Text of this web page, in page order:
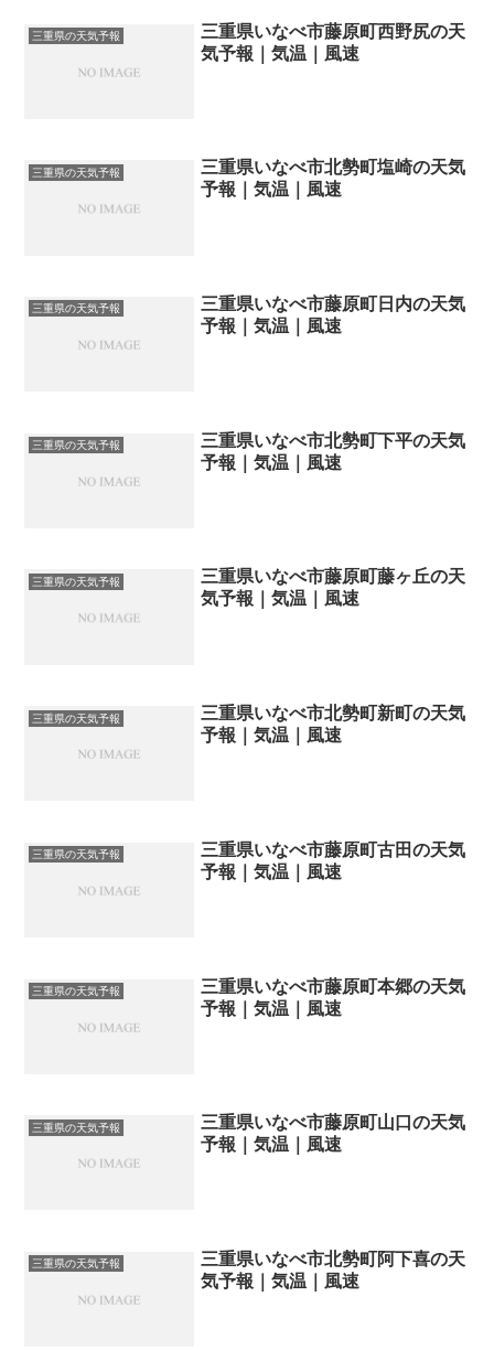
三重県の天気予報
三重県いなべ市藤原町西野尻の天
気予報｜気温｜風速
三重県の天気予報
三重県いなべ市北勢町塩崎の天気
予報｜気温｜風速
三重県の天気予報
三重県いなべ市藤原町日内の天気
予報｜気温｜風速
三重県の天気予報
三重県いなべ市北勢町下平の天気
予報｜気温｜風速
三重県の天気予報
三重県いなべ市藤原町藤ヶ丘の天
気予報｜気温｜風速
三重県の天気予報
三重県いなべ市北勢町新町の天気
予報｜気温｜風速
三重県の天気予報
三重県いなべ市藤原町古田の天気
予報｜気温｜風速
三重県の天気予報
三重県いなべ市藤原町本郷の天気
予報｜気温｜風速
三重県の天気予報
三重県いなべ市藤原町山口の天気
予報｜気温｜風速
三重県の天気予報
三重県いなべ市北勢町阿下喜の天
気予報｜気温｜風速